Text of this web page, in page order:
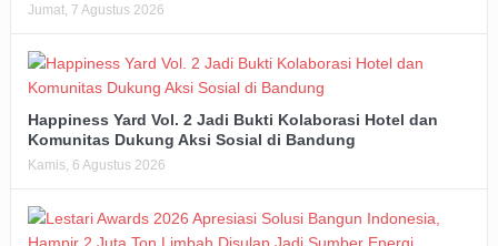
Jumat, 7 Agustus 2026
Happiness Yard Vol. 2 Jadi Bukti Kolaborasi Hotel dan
Komunitas Dukung Aksi Sosial di Bandung
Kamis, 6 Agustus 2026